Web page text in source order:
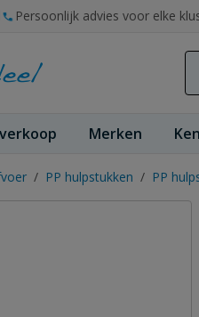
Persoonlijk advies voor elke
Merken
/ PP hulpstukken / PP